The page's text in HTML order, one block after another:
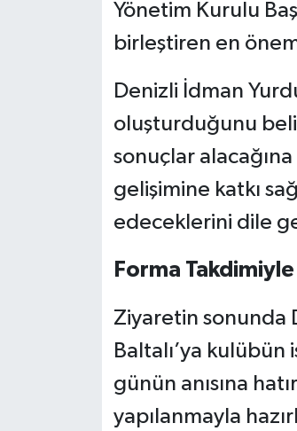
Yönetim Kurulu
birleştiren en
Denizli İdman
oluşturduğunu
sonuçlar
gelişimine katkı
edeceklerini dile
Forma
Ziyaretin sonunda
Baltalı’ya
günün anısına
yapılanmayla